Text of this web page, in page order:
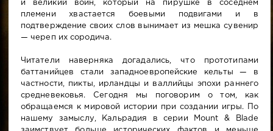
и великий воин, который на пирушке в соседнем
племени хвастается боевыми подвигами и в
подтверждение своих слов вынимает из мешка сувенир
— череп их сородича.
Читатели наверняка догадались, что прототипами
баттанийцев стали западноевропейские кельты — в
частности, пикты, ирландцы и валлийцы эпохи раннего
средневековья. Сегодня мы поговорим о том, как
обращаемся к мировой истории при создании игры. По
нашему замыслу, Кальрадия в серии Mount & Blade